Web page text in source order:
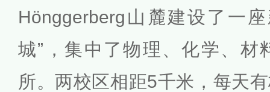
Hönggerberg山麓建设了一
城”，集中了物理、化学、材
所。两校区相距5千米，每天